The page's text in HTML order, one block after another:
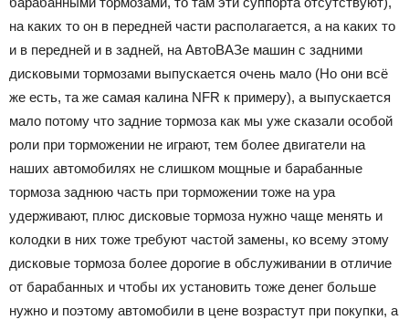
на каких то он в передней части располагается, а на каких то
и в передней и в задней, на АвтоВАЗе машин с задними
дисковыми тормозами выпускается очень мало (Но они всё
же есть, та же самая калина NFR к примеру), а выпускается
мало потому что задние тормоза как мы уже сказали особой
роли при торможении не играют, тем более двигатели на
наших автомобилях не слишком мощные и барабанные
тормоза заднюю часть при торможении тоже на ура
удерживают, плюс дисковые тормоза нужно чаще менять и
колодки в них тоже требуют частой замены, ко всему этому
дисковые тормоза более дорогие в обслуживании в отличие
от барабанных и чтобы их установить тоже денег больше
нужно и поэтому автомобили в цене возрастут при покупки, а